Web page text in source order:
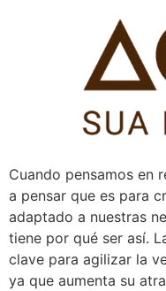
Cuando pensamos en
a pensar que es para
adaptado a nuestras
tiene por qué ser así.
clave para agilizar la
ya que aumenta su